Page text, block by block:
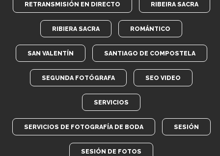
RETRANSMISIÓN EN DIRECTO RIBEIRA SACRA
RIBIERA SACRA ROMÁNTICO
SAN VALENTÍN SANTIAGO DE COMPOSTELA
SEGUNDA FOTÓGRAFA SEO VIDEO
SERVICIOS
SERVICIOS DE FOTOGRAFÍA DE BODA SESIÓN
SESIÓN DE FOTOS